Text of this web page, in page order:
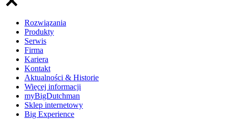
Rozwiązania
Produkty
Serwis
Firma
Kariera
Kontakt
Aktualności & Historie
Więcej informacji
myBigDutchman
Sklep internetowy
Big Experience